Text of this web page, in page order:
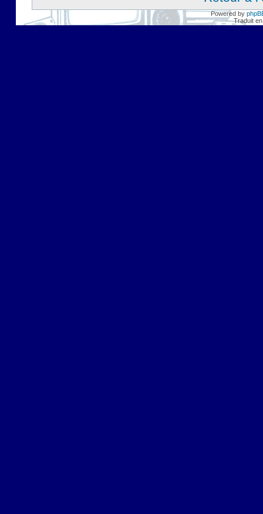
Powered by
Traduit